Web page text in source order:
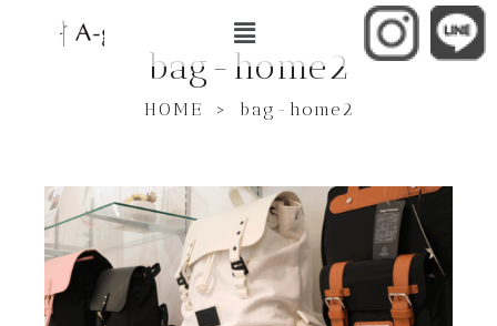
bag-home2
HOME > bag-home2